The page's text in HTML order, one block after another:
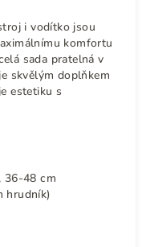
i vodítko jsou
komfortu
sada pratelná v
skvělým doplňkem
estetiku s
36-48 cm
hrudník)